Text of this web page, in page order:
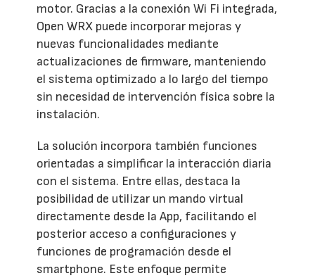
motor. Gracias a la conexión Wi Fi integrada,
Open WRX puede incorporar mejoras y
nuevas funcionalidades mediante
actualizaciones de firmware, manteniendo
el sistema optimizado a lo largo del tiempo
sin necesidad de intervención física sobre la
instalación.
La solución incorpora también funciones
orientadas a simplificar la interacción diaria
con el sistema. Entre ellas, destaca la
posibilidad de utilizar un mando virtual
directamente desde la App, facilitando el
posterior acceso a configuraciones y
funciones de programación desde el
smartphone. Este enfoque permite